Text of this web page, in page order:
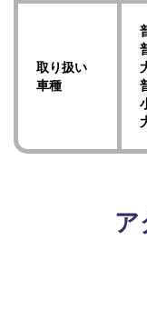
取り扱い
車種
ア